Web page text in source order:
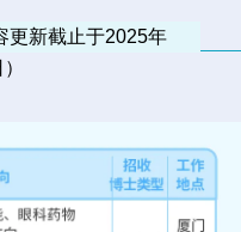
更新截止于2025年